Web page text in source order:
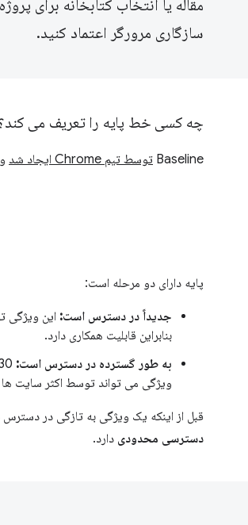
سازگاری مرورگر اعتماد کنید.
چه کسی خط پایه را تعریف می
Baseline توسط تیم Chrome ایجاد شد
پایه دارای دو مرحله است:
جدیداً در دسترس است: این ویژگی
بنابراین قابلیت همکاری دارد.
به طور گسترده در دسترس است:
ویژگی می تواند توسط اکثر سایت ها
قبل از اینکه یک ویژگی به تازگی در دسترس
دسترسی محدودی دارد.